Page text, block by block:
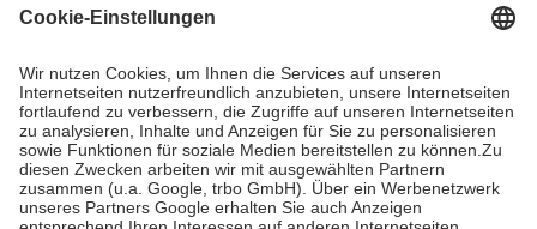
Grundsätzlich leisten Mitglieder Zuzahlungen in Höhe von zehn
höchstens zehn Euro.
Es sind jedoch nie mehr als die tatsächlichen
Kosten der Leistung zu entrichten.
Diese Regeln gelten grundsätzlich auch für Online-Apotheken.
Bei Heilmitteln und häuslicher Krankenpflege beträgt die
Zuzahlung zehn Prozent der Kosten sowie zehn Euro je
Verordnung.
Um das Engagement der Versicherten für ihre eigene Gesundheit zu